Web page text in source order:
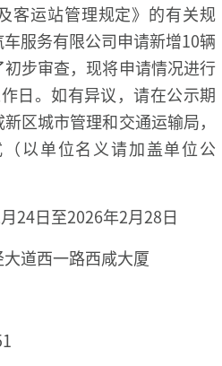
客运站管理规定》的有关规
服务有限公司申请新增10辆
步审查，现将申请情况进行
日。如有异议，请在公示期
区城市管理和交通运输局，
以单位名义请加盖单位公
24日至2026年2月28日
道西一路西咸大厦